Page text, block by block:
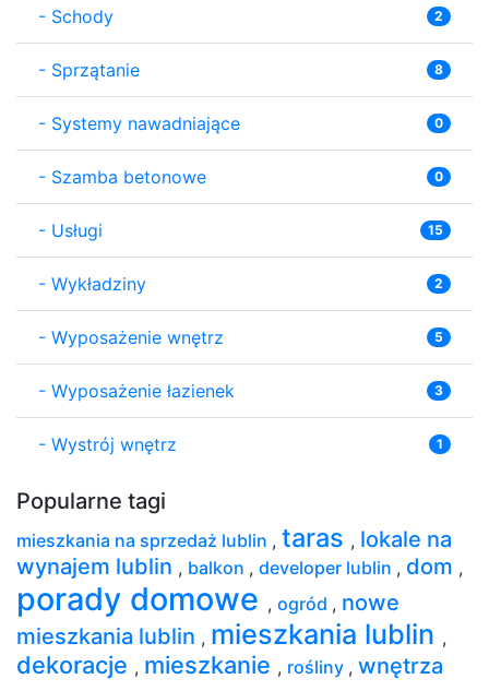
- Schody 2
- Sprzątanie 8
- Systemy nawadniające 0
- Szamba betonowe 0
- Usługi 15
- Wykładziny 2
- Wyposażenie wnętrz 5
- Wyposażenie łazienek 3
- Wystrój wnętrz 1
Popularne tagi
mieszkania na sprzedaż lublin , taras , lokale na
wynajem lublin , balkon , developer lublin , dom ,
porady domowe , ogród , nowe
mieszkania lublin , mieszkania lublin ,
dekoracje , mieszkanie , rośliny , wnętrza